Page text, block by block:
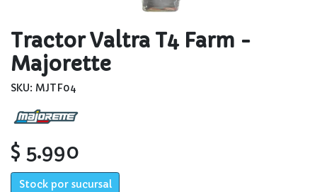
Tractor Valtra T4 Farm -
Majorette
SKU: MJTF04
$ 5.990
Stock por sucursal